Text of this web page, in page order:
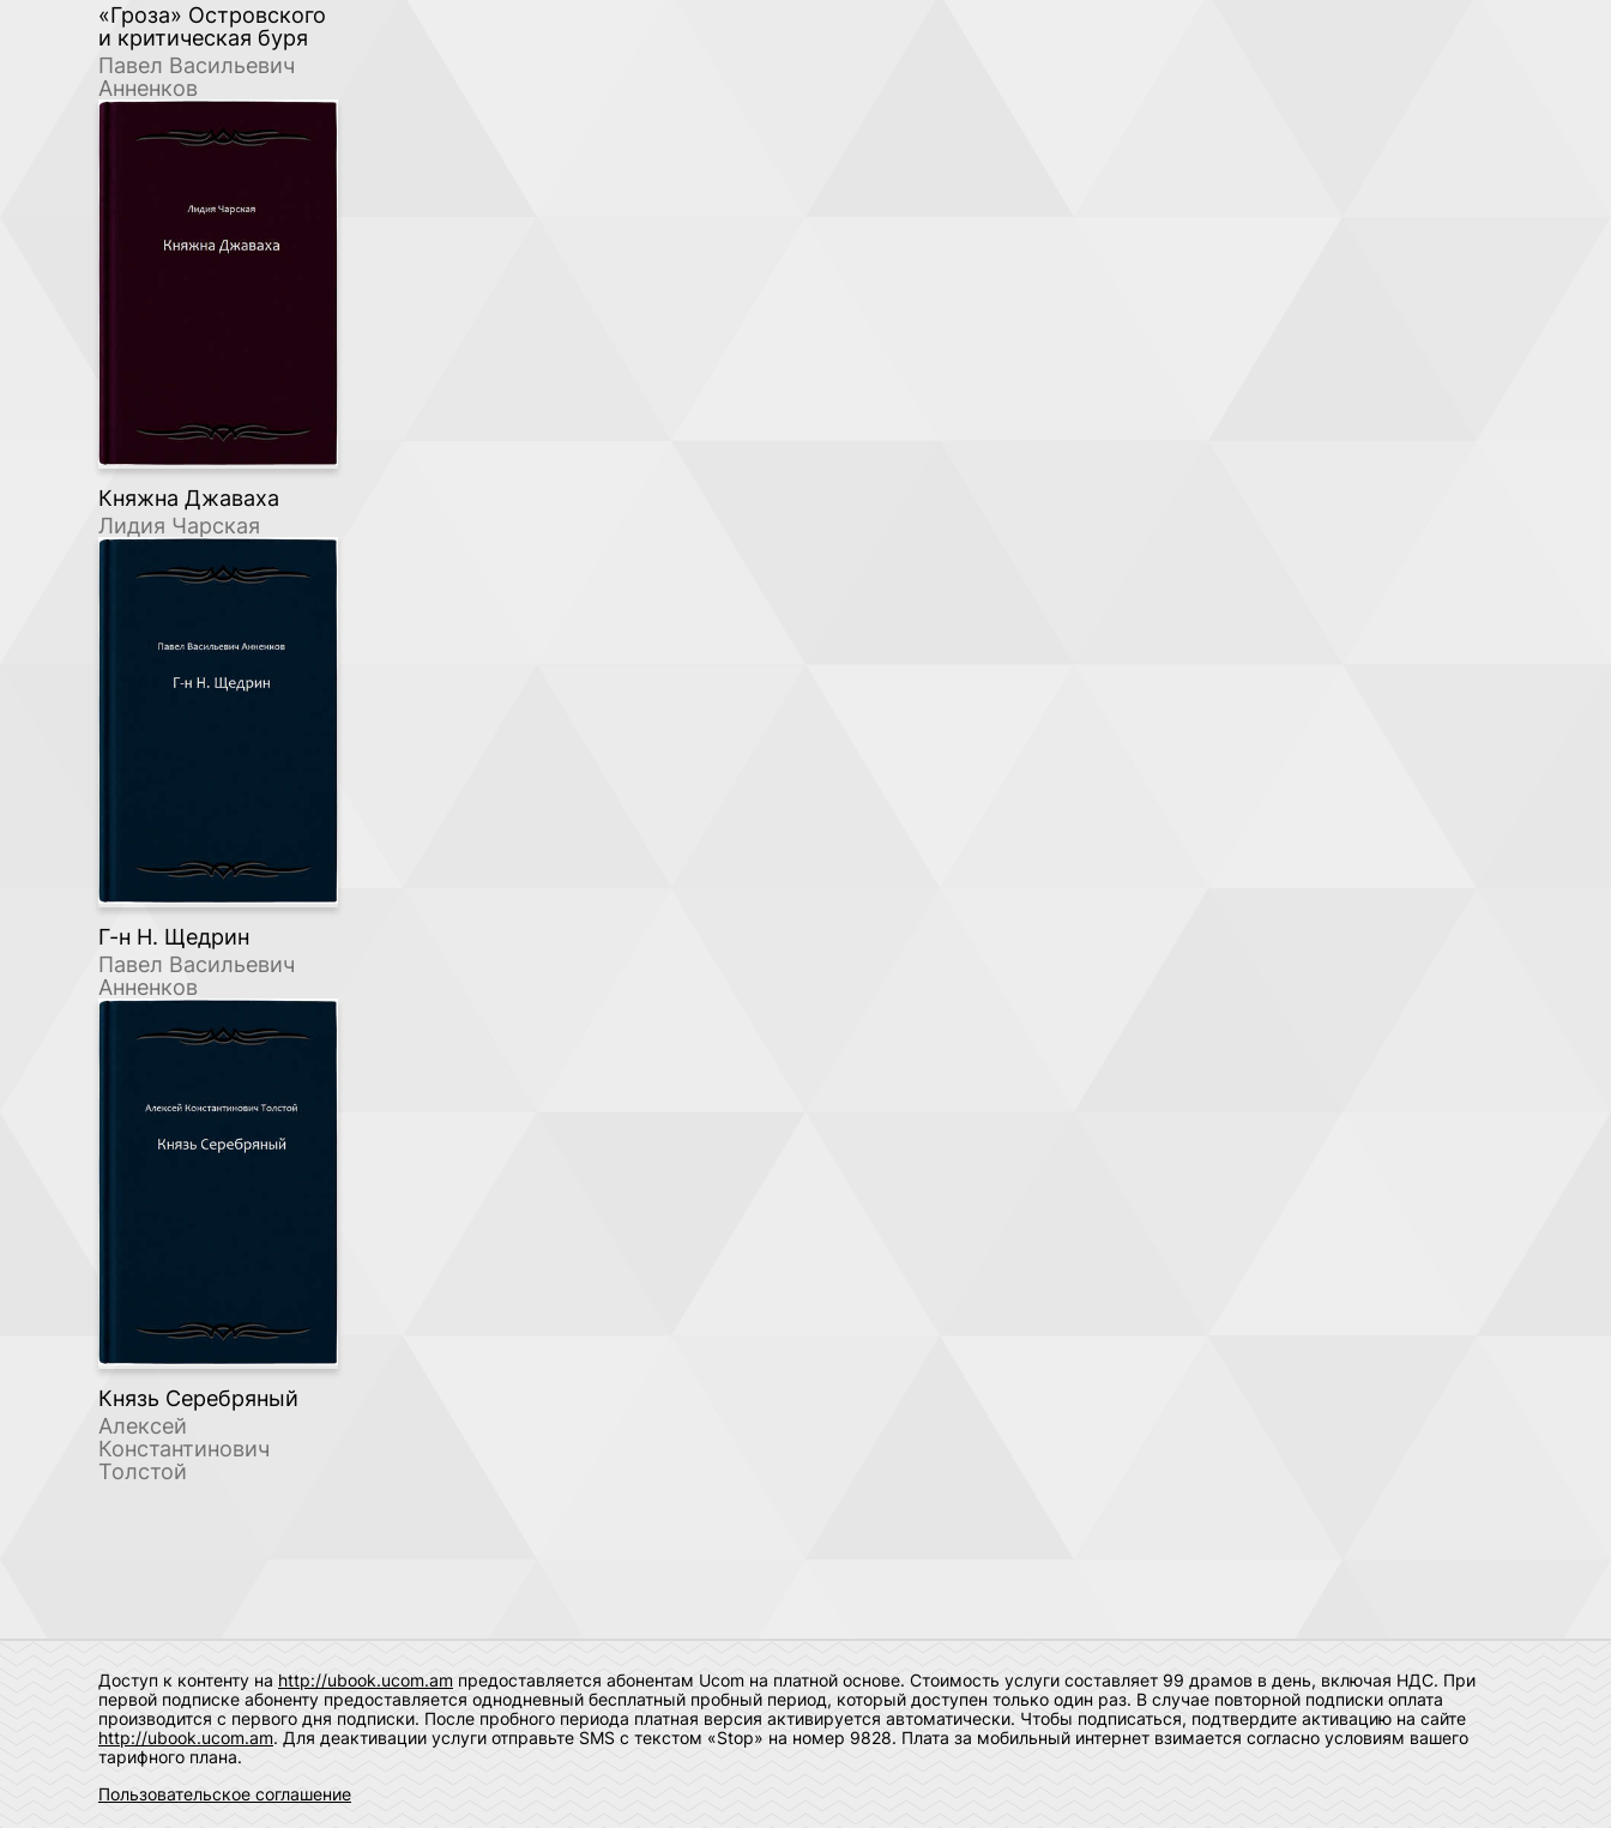
«Гроза» Островского
и критическая буря
Павел Васильевич
Анненков
Княжна Джаваха
Лидия Чарская
Г-н Н. Щедрин
Павел Васильевич
Анненков
Князь Серебряный
Алексей
Константинович
Толстой
Доступ к контенту на http://ubook.ucom.am предоставляется абонентам Ucom на платной основе. Стоимость услуги составляет 99 драмов в день, включая НДС. При
первой подписке абоненту предоставляется однодневный бесплатный пробный период, который доступен только один раз. В случае повторной подписки оплата
производится с первого дня подписки. После пробного периода платная версия активируется автоматически. Чтобы подписаться, подтвердите активацию на сайте
http://ubook.ucom.am. Для деактивации услуги отправьте SMS с текстом «Stop» на номер 9828. Плата за мобильный интернет взимается согласно условиям вашего
тарифного плана.
Пользовательское соглашение